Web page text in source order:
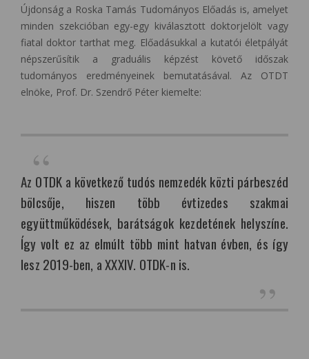
Újdonság a Roska Tamás Tudományos Előadás is, amelyet
minden szekcióban egy-egy kiválasztott doktorjelölt vagy
fiatal doktor tarthat meg. Előadásukkal a kutatói életpályát
népszerűsítik a graduális képzést követő időszak
tudományos eredményeinek bemutatásával. Az OTDT
elnöke, Prof. Dr. Szendrő Péter kiemelte:
Az OTDK a következő tudós nemzedék közti párbeszéd
bölcsője, hiszen több évtizedes szakmai
együttműködések, barátságok kezdetének helyszíne.
Így volt ez az elmúlt több mint hatvan évben, és így
lesz 2019-ben, a XXXIV. OTDK-n is.